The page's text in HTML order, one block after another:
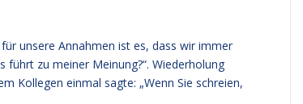
unsere Annahmen ist es, dass wir immer
führt zu meiner Meinung?“. Wiederholung
Kollegen einmal sagte: „Wenn Sie schreien,